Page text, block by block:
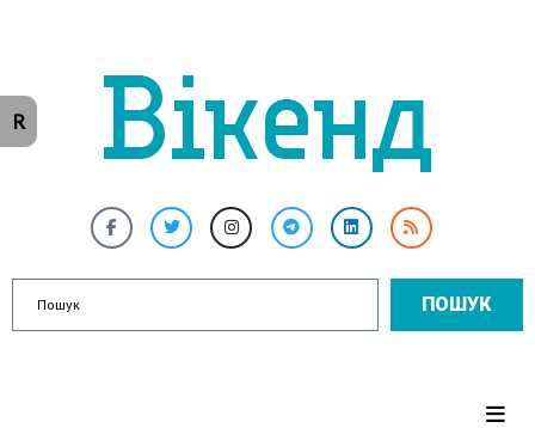
ПОШУК
R